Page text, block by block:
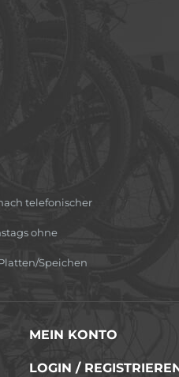
telefonischer
ohne
Speichen
MEIN KONTO
LOGIN /